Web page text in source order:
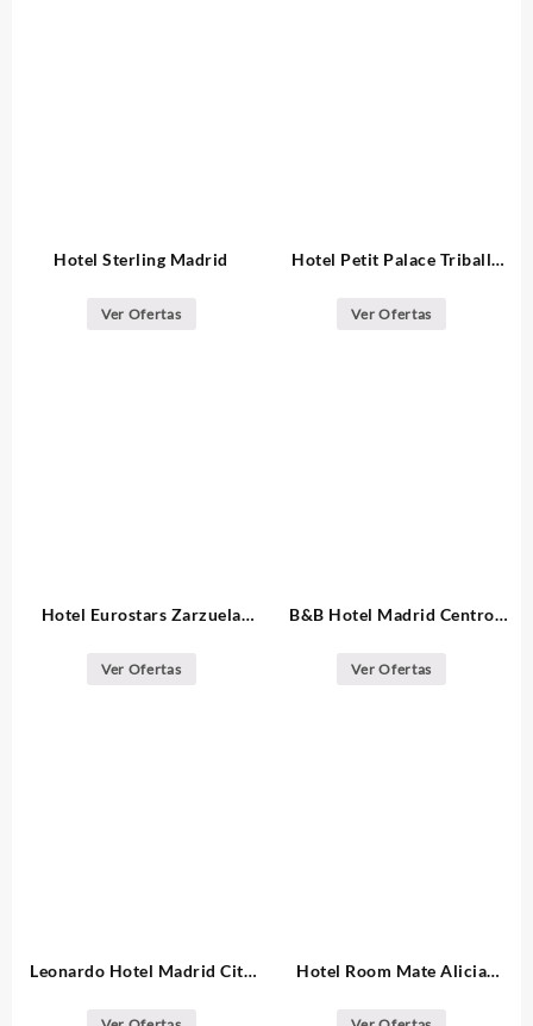
Hotel Sterling Madrid
Ver Ofertas
Hotel Petit Palace Triball
Ver Ofertas
Hotel Eurostars Zarzuela
Ver Ofertas
B&B Hotel Madrid Centro
Ver Ofertas
Leonardo Hotel Madrid City
Hotel Room Mate Alicia